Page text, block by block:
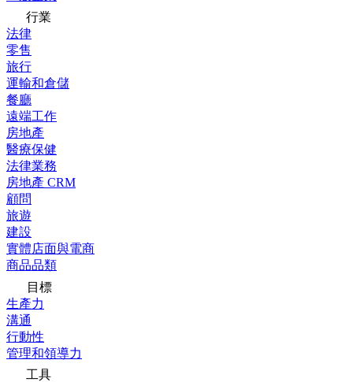
行業
法律
零售
旅行
運輸和倉儲
餐廳
遠端工作
房地產
醫療保健
法律業務
房地產 CRM
顧問
旅遊
建設
實體店面與電商
商品品類
目標
生產力
溝通
行動性
管理和領導力
工具